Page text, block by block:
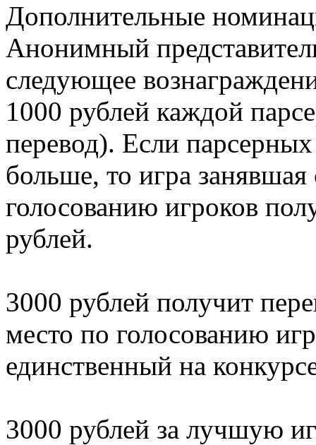
Дополнительные
Анонимный
следующее
1000 рублей каждой
перевод). Если
больше, то игра
голосованию игроков
рублей.
3000 рублей получит
место по голосованию
единственный на
3000 рублей за лучшую